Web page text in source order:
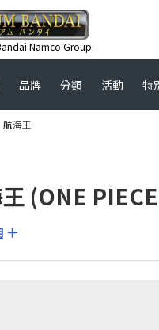
Namco Group.
品牌 分類 活動 特
航海王
(ONE